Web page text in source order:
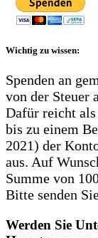
Wichtig zu wissen:
Spenden an
von der Steuer
Dafür reicht als
bis zu einem
2021) der
aus. Auf
Summe von
Bitte senden
Werden Sie